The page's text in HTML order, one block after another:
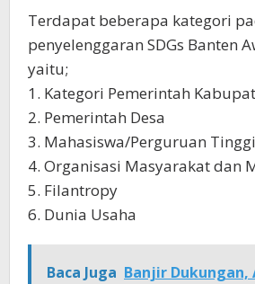
Terdapat beberapa kategori
penyelenggaran SDGs Banten
yaitu;
1. Kategori Pemerintah
2. Pemerintah Desa
3. Mahasiswa/Perguruan Tinggi
4. Organisasi Masyarakat dan
5. Filantropy
6. Dunia Usaha
Baca Juga Banjir Dukungan,